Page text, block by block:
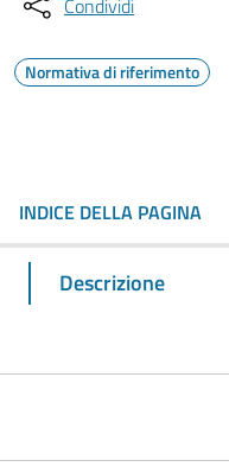
Condividi
Normativa di riferimento
INDICE DELLA PAGINA
Descrizione